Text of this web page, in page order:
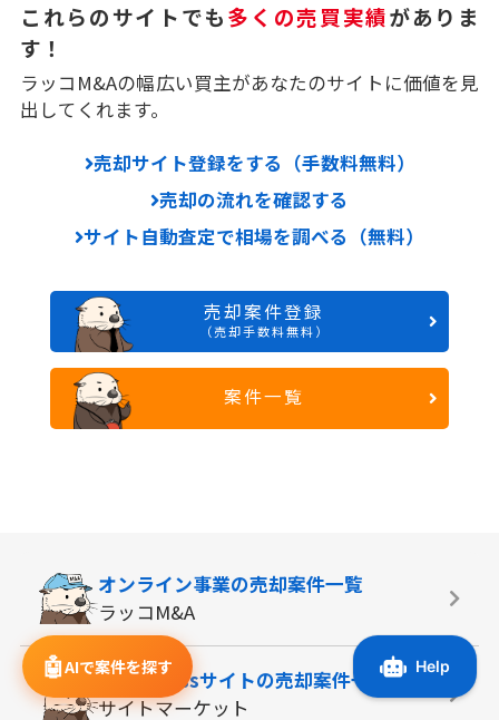
これらのサイトでも多くの売買実績がありま
す！
ラッコM&Aの幅広い買主があなたのサイトに価値を見
出してくれます。
売却サイト登録をする（手数料無料）
売却の流れを確認する
サイト自動査定で相場を調べる（無料）
売却案件登録
（売却手数料無料）
案件一覧
🤖AIで案件を探す
オンライン事業の売却案件一覧
ラッコM&A
WordPressサイトの売却案件一覧
サイトマーケット